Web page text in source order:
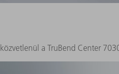
a TruBend Center